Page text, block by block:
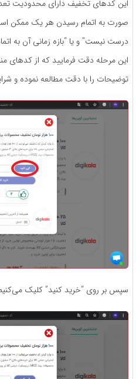
این کدهای تخفیف دارای محدودیت
صورت به اتمام رسیدن هر یک ممکن
درست نیست” و یا “بازه زمانی آن به
این مرحله دقت فرمایید که از کدهای
توضیحات را با دقت مطالعه نموده و
سپس بر روی “خرید کنید” کلیک